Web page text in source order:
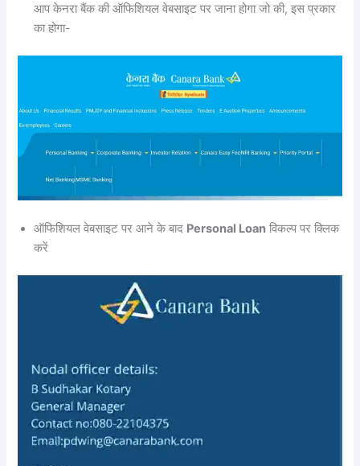
आप केनरा बैंक की ऑफिशियल वेबसाइट पर जाना होगा जो की, इस प्रकार
का होगा-
ऑफिशियल वेबसाइट पर आने के बाद Personal Loan विकल्प पर क्लिक
करें